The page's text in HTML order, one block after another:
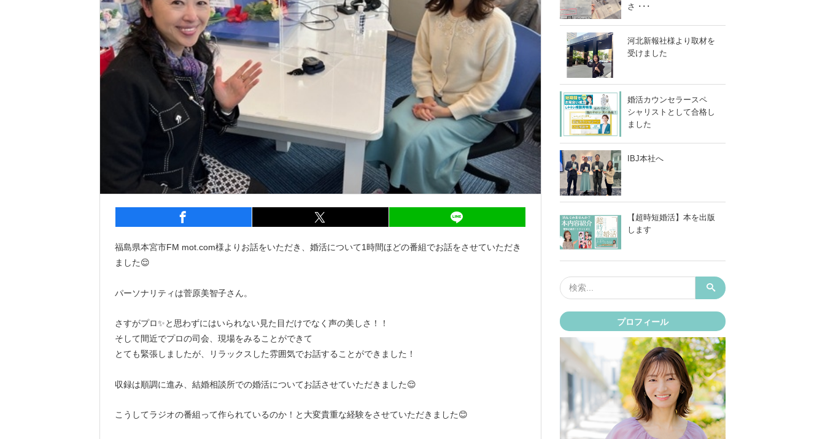
LINEで送る
福島県本宮市FM mot.com様よりお話をいただき、婚活について1時間ほどの番組でお話をさせていただき
ました😌
パーソナリティは菅原美智子さん。
さすがプロ✨と思わずにはいられない見た目だけでなく声の美しさ！！
そして間近でプロの司会、現場をみることができて
とても緊張しましたが、リラックスした雰囲気でお話することができました！
収録は順調に進み、結婚相談所での婚活についてお話させていただきました😌
こうしてラジオの番組って作られているのか！と大変貴重な経験をさせていただきました😊
さ ･･･
河北新報社様より取材を
受けました
婚活カウンセラースペ
シャリストとして合格し
ました
IBJ本社へ
【超時短婚活】本を出版
します
プロフィール